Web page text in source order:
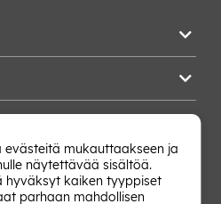
mukauttaakseen ja
näytettävää sisältöä.
hyväksyt kaiken tyyppiset
parhaan mahdollisen